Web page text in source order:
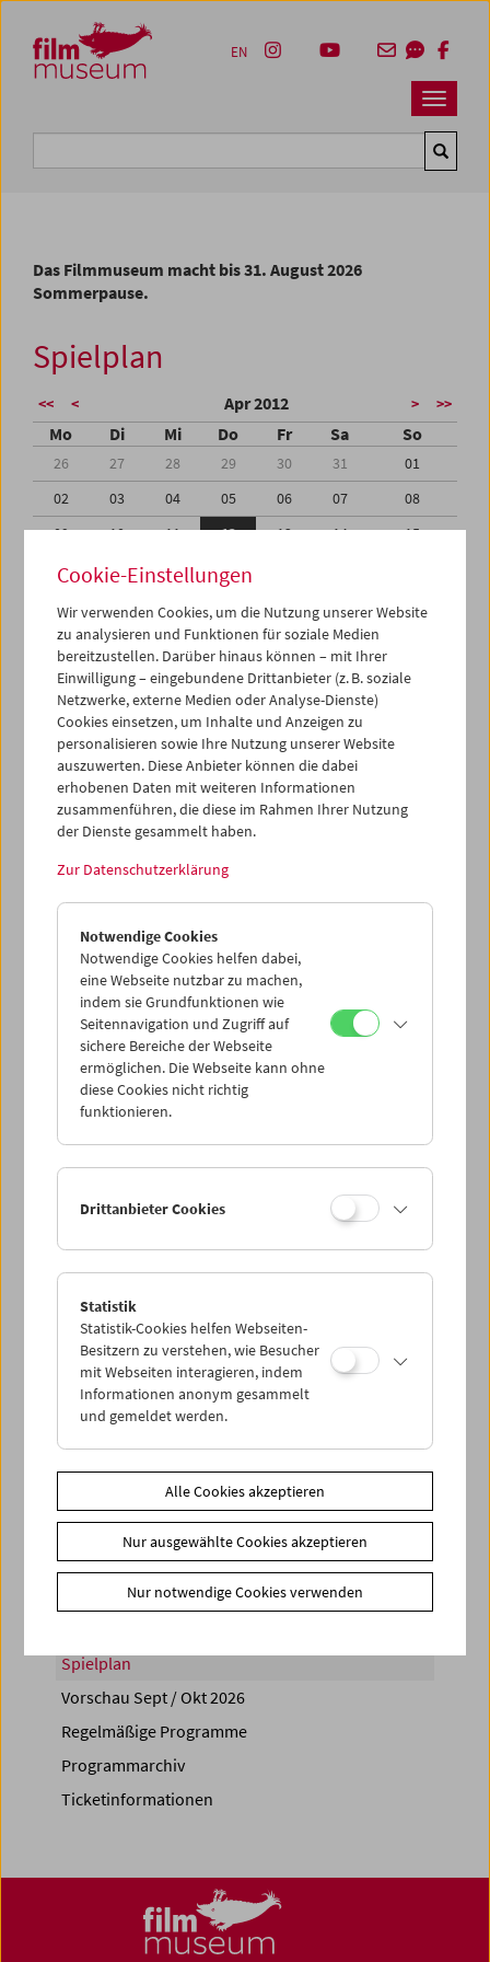
Zum Inhalt
Zum Hauptmenü
Zur Servicenavigation
Zum Suche
Navbar
EN
Das Filmmuseum macht bis 31. August 2026
Sommerpause.
Spielplan
<< < Apr 2012 > >>
Mo Di Mi Do Fr Sa So
26 27 28 29 30 31
01
02
03 04 05 06 07
08
09
10 11 12 13 14
15
16
17 18 19
23
25 27
29
30
01 02 03 04 05
iCalender
Programmheft-PDF
English language or subtitles
< Vorherige Woche
Mo 9.4.
Di 10.4.
Mi 11.4.
Do 12.4.
Sa 14.4.
PROGRAMM ÜBERBLICK
Share on
Spielplan
Vorschau Sept / Okt 2026
Regelmäßige Programme
Programmarchiv
Ticketinformationen
Cookie-Einstellungen
Wir verwenden Cookies, um die Nutzung unserer Website
zu analysieren und Funktionen für soziale Medien
bereitzustellen. Darüber hinaus können – mit Ihrer
Einwilligung – eingebundene Drittanbieter (z. B. soziale
Netzwerke, externe Medien oder Analyse-Dienste)
Cookies einsetzen, um Inhalte und Anzeigen zu
personalisieren sowie Ihre Nutzung unserer Website
auszuwerten. Diese Anbieter können die dabei
erhobenen Daten mit weiteren Informationen
zusammenführen, die diese im Rahmen Ihrer Nutzung
der Dienste gesammelt haben.
Zur Datenschutzerklärung
Notwendige Cookies
Notwendige Cookies helfen dabei,
eine Webseite nutzbar zu machen,
indem sie Grundfunktionen wie
Seitennavigation und Zugriff auf
sichere Bereiche der Webseite
ermöglichen. Die Webseite kann ohne
diese Cookies nicht richtig
funktionieren.
Drittanbieter Cookies
Statistik
Statistik-Cookies helfen Webseiten-
Besitzern zu verstehen, wie Besucher
mit Webseiten interagieren, indem
Informationen anonym gesammelt
und gemeldet werden.
Alle Cookies akzeptieren
Nur ausgewählte Cookies akzeptieren
Nur notwendige Cookies verwenden